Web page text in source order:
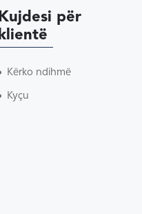
Kujdesi për
klientë
Kërko ndihmë
Kyçu